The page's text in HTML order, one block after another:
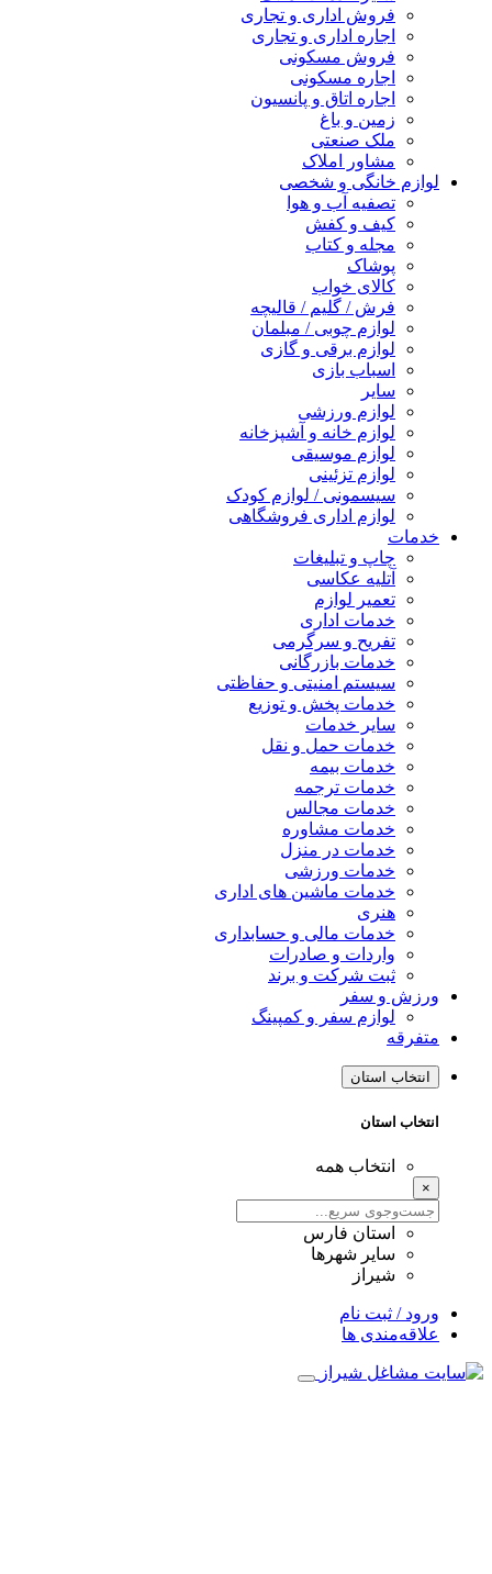
فروش اداری و تجاری
اجاره اداری و تجاری
فروش مسکونی
اجاره مسکونی
اجاره اتاق و پانسیون
زمین و باغ
ملک صنعتی
مشاور املاک
لوازم خانگی و شخصی
تصفیه آب و هوا
کیف و کفش
مجله و کتاب
پوشاک
کالای خواب
فرش / گلیم / قالیچه
لوازم چوبی / مبلمان
لوازم برقی و گازی
اسباب بازی
سایر
لوازم ورزشی
لوازم خانه و آشپزخانه
لوازم موسیقی
لوازم تزئینی
سیسمونی / لوازم کودک
لوازم اداری فروشگاهی
خدمات
چاپ و تبلیغات
آتلیه عکاسی
تعمیر لوازم
خدمات اداری
تفریح و سرگرمی
خدمات بازرگانی
سیستم امنیتی و حفاظتی
خدمات پخش و توزیع
سایر خدمات
خدمات حمل و نقل
خدمات بیمه
خدمات ترجمه
خدمات مجالس
خدمات مشاوره
خدمات در منزل
خدمات ورزشی
خدمات ماشین های اداری
هنری
خدمات مالی و حسابداری
واردات و صادرات
ثبت شرکت و برند
ورزش و سفر
لوازم سفر و کمپینگ
متفرقه
انتخاب استان
انتخاب استان
انتخاب همه
×
استان فارس
سایر شهرها
شیراز
ورود / ثبت نام
علاقه‌مندی ها